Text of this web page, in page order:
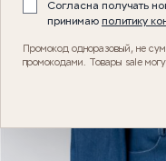
Согласна получать
принимаюполитику
Промокод одноразовый, не
промокодами. Товары sale